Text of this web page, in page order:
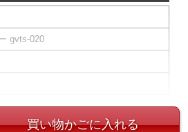
gvts-020
買い物かごに入れる